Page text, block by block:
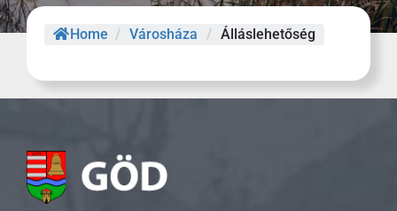
Home / Városháza / Álláslehetőség